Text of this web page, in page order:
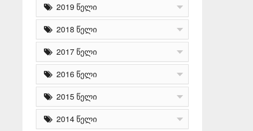
2019 წელი
2018 წელი
2017 წელი
2016 წელი
2015 წელი
2014 წელი